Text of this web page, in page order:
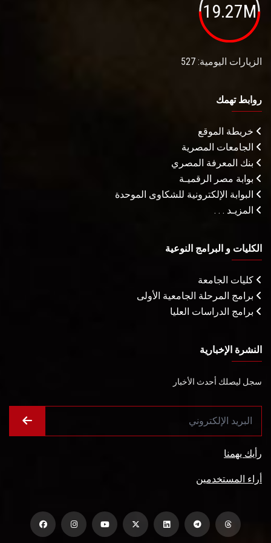
19.27M
الزيارات اليومية: 527
روابط تهمك
خريطة الموقع
الجامعات المصرية
بنك المعرفة المصري
بوابة مصر الرقميـة
البوابة الإلكترونية للشكاوى الموحدة
المزيـد . . .
الكليات و البرامج النوعية
كليات الجامعة
برامج المرحلة الجامعية الأولى
برامج الدراسات العليا
النشرة الإخبارية
سجل ليصلك أحدث الأخبار
رأيك يهمنا
أراء المستخدمين